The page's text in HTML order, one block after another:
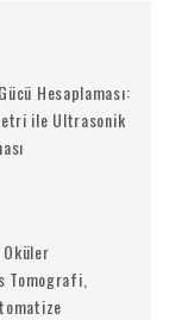
Hesaplaması:
ile Ultrasonik
Tomografi,